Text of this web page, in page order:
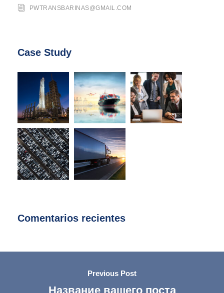
PWTRANSBARINAS@GMAIL.COM
Case Study
Comentarios recientes
Previous Post
Название вашего поста